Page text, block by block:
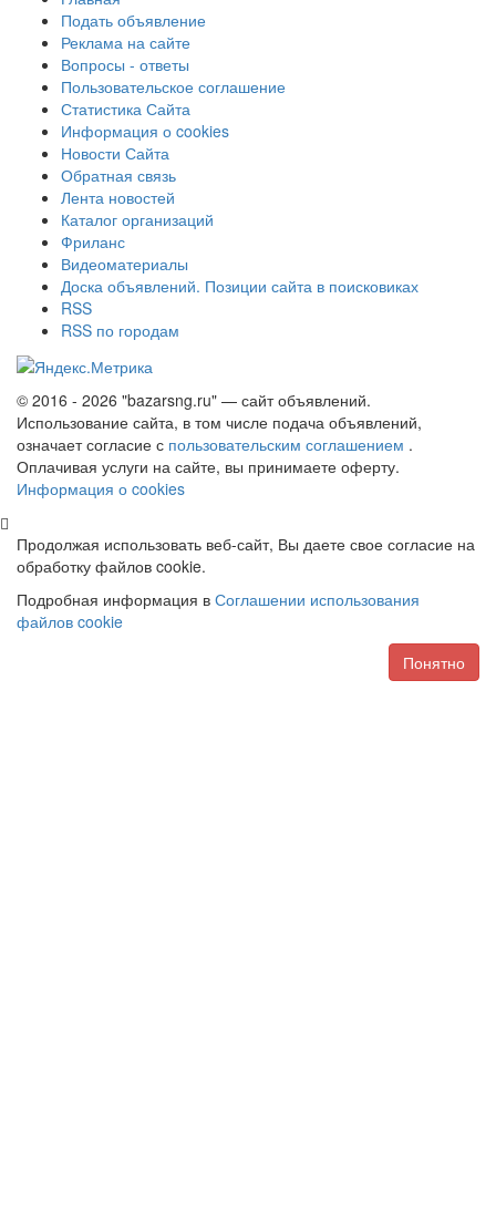
Подать объявление
Реклама на сайте
Вопросы - ответы
Пользовательское соглашение
Статистика Сайта
Информация о cookies
Новости Сайта
Обратная связь
Лента новостей
Каталог организаций
Фриланс
Видеоматериалы
Доска объявлений. Позиции сайта в поисковиках
RSS
RSS по городам
© 2016 - 2026 "bazarsng.ru" — сайт объявлений.
Использование сайта, в том числе подача объявлений,
означает согласие с пользовательским соглашением .
Оплачивая услуги на сайте, вы принимаете оферту.
Информация о cookies
Продолжая использовать веб-сайт, Вы даете свое согласие на
обработку файлов cookie.
Подробная информация в Соглашении использования
файлов cookie
Понятно